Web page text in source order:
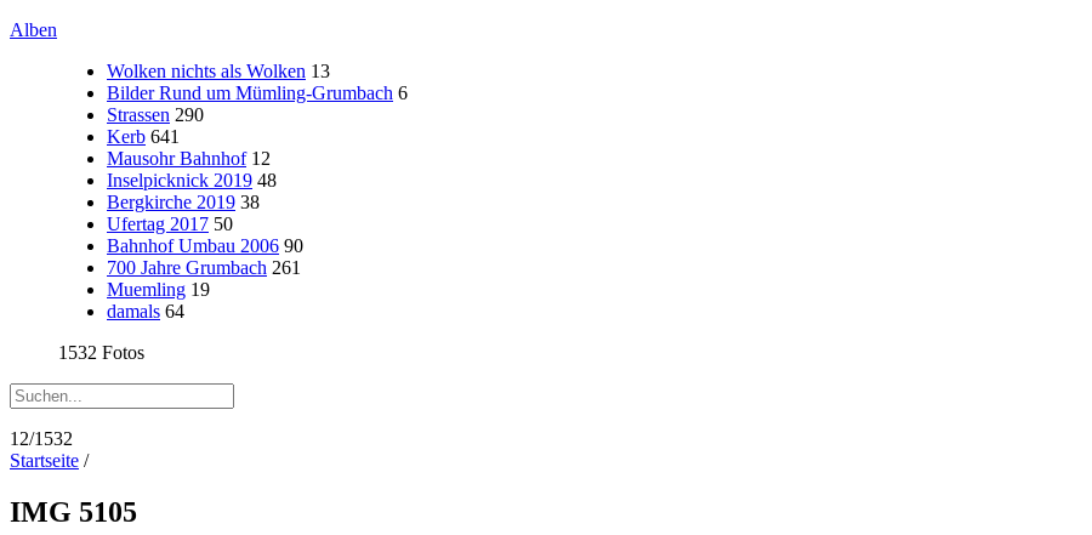
Alben
Wolken nichts als Wolken 13
Bilder Rund um Mümling-Grumbach 6
Strassen 290
Kerb 641
Mausohr Bahnhof 12
Inselpicknick 2019 48
Bergkirche 2019 38
Ufertag 2017 50
Bahnhof Umbau 2006 90
700 Jahre Grumbach 261
Muemling 19
damals 64
1532 Fotos
12/1532
Startseite /
IMG 5105